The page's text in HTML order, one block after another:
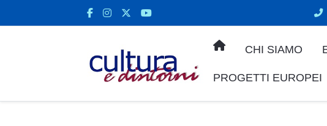
CHI SIAMO
PROGETTI EUROPEI